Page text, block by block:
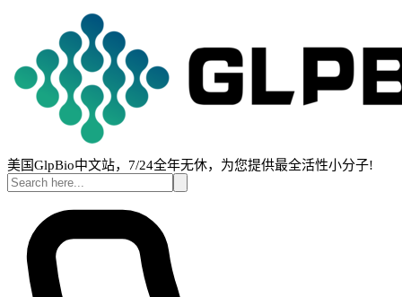
美国GlpBio中文站，7/24全年无休，为您提供最全活性小分子!